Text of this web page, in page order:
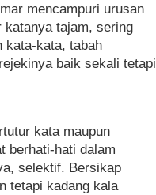
mencampuri urusan
katanya tajam, sering
kata-kata, tabah
baik sekali tetapi
kata maupun
berhati-hati dalam
selektif. Bersikap
tetapi kadang kala